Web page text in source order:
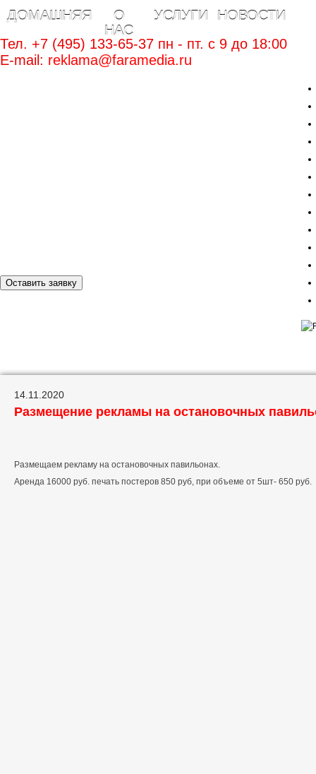
ДОМАШНЯЯ
О
НАС
УСЛУГИ
НОВОСТИ
Тел. +7 (495) 133-65-37 пн - пт. c 9 до 18:00
E-mail: reklama@faramedia.ru
Оставить заявку
14.11.2020
Размещение рекламы на остановочных
Размещаем рекламу на остановочных павильонах.
Аренда 16000 руб. печать постеров 850 руб, при объеме от 5шт- 650 руб.